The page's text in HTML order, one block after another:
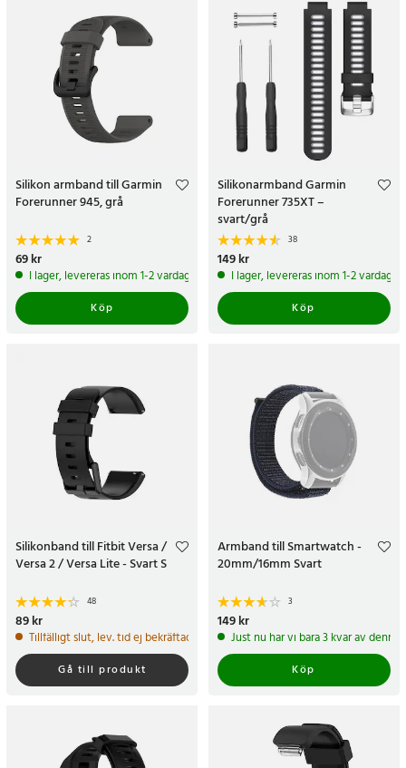
Silikon armband till Garmin
Forerunner 945, grå
2
Pris:
69 kr
I lager, levereras inom 1-2 vardagar
Köp
Silikonarmband Garmin
Forerunner 735XT –
svart/grå
38
Pris:149 kr
149 kr
I lager, levereras inom 1-2 vardagar
Köp
Silikonband till Fitbit Versa /
Versa 2 / Versa Lite - Svart S
48
Pris:
89 kr
Tillfälligt slut, lev. tid ej bekräftad.
Gå till produkt
Armband till Smartwatch -
20mm/16mm Svart
3
Pris:149 kr
149 kr
Just nu har vi bara 3 kvar av denna
Köp